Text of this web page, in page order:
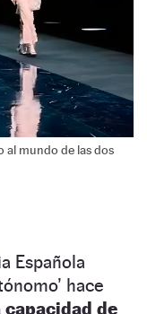
al mundo de las dos
Española
hace
capacidad de